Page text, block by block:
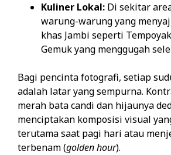
Kuliner Lokal: Di sekitar
warung-warung yang
khas Jambi seperti
Gemuk yang menggugah
Bagi pencinta fotografi, setiap
adalah latar yang sempurna.
merah bata candi dan hijaunya
menciptakan komposisi visual
terutama saat pagi hari atau
terbenam (golden hour).